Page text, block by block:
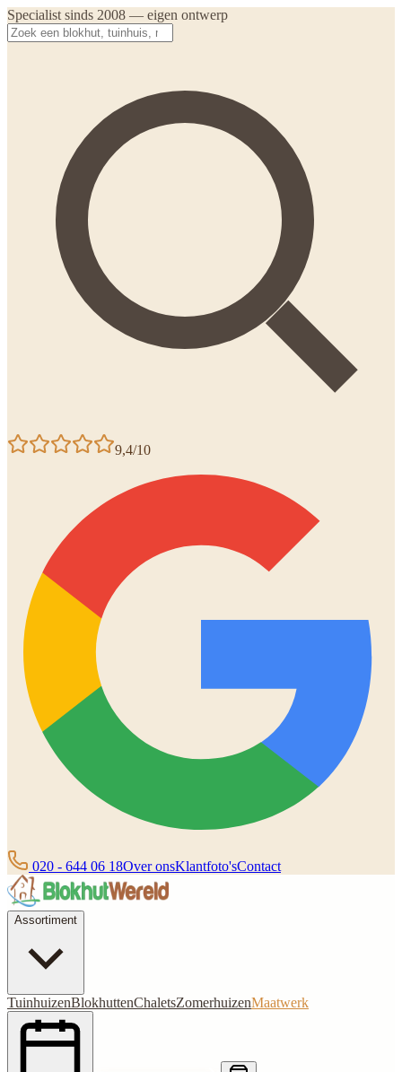
Specialist sinds 2008 — eigen ontwerp
9,4/10
020 - 644 06 18Over onsKlantfoto'sContact
Assortiment
TuinhuizenBlokhuttenChaletsZomerhuizenMaatwerk